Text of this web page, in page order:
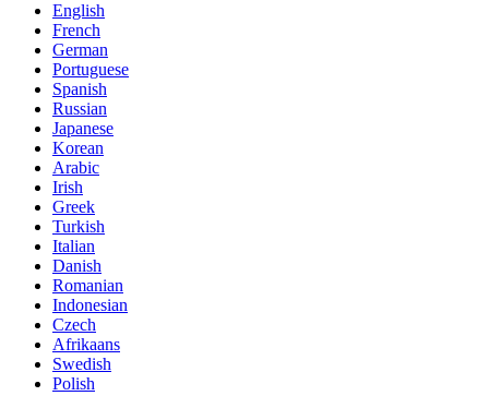
English
French
German
Portuguese
Spanish
Russian
Japanese
Korean
Arabic
Irish
Greek
Turkish
Italian
Danish
Romanian
Indonesian
Czech
Afrikaans
Swedish
Polish